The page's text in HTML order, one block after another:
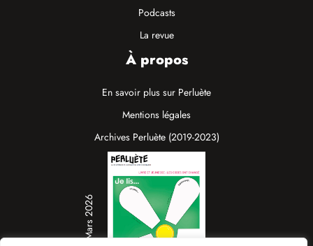
Podcasts
La revue
À propos
En savoir plus sur Perluète
Mentions légales
Archives Perluète (2019-2023)